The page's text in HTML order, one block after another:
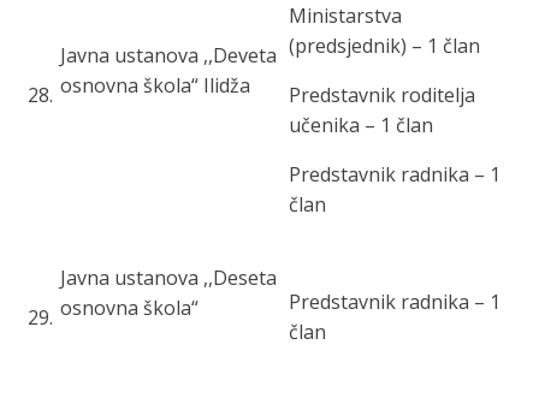
28.
Javna ustanova ,,Deveta
osnovna škola“ Ilidža
Ministarstva
(predsjednik) – 1 član
Predstavnik roditelja
učenika – 1 član
Predstavnik radnika – 1
član
29.
Javna ustanova ,,Deseta
osnovna škola“
Predstavnik radnika – 1
član